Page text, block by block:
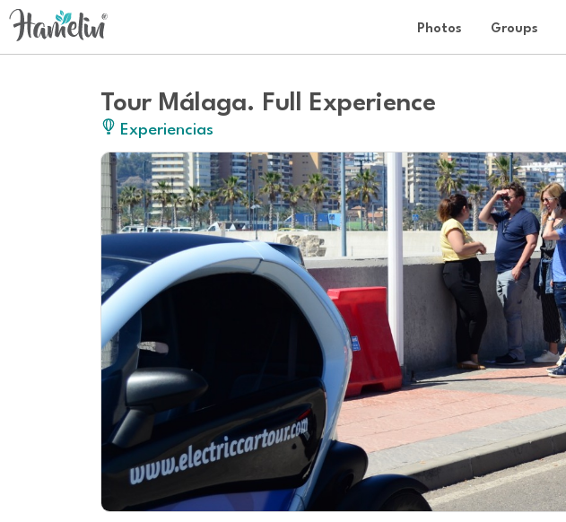
Photos Groups
Tour Málaga. Full Experience
Experiencias